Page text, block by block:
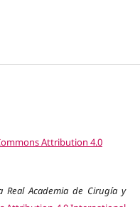
Attribution 4.0
Real Academia de Cirugía y